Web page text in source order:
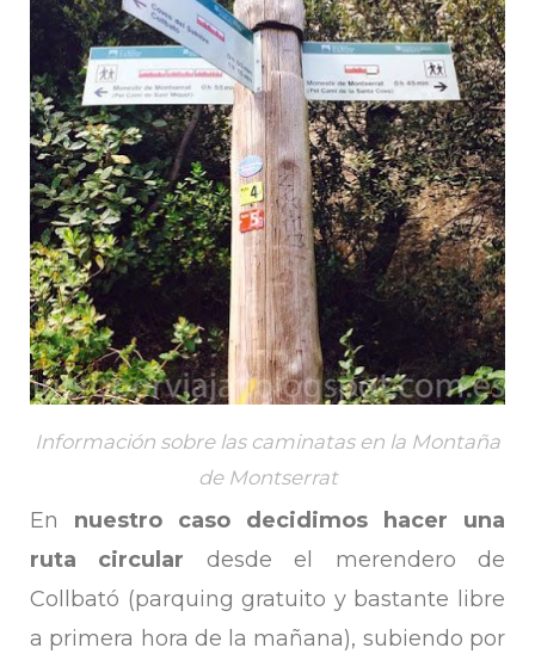
Información sobre las caminatas en la Montaña
de Montserrat
En nuestro caso decidimos hacer una
ruta circular desde el merendero de
Collbató (parquing gratuito y bastante libre
a primera hora de la mañana), subiendo por